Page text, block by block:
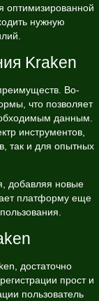
оптимизированной
нужную
Kraken
Во-
что позволяет
данным.
инструментов,
так и для опытных
добавляя новые
платформу еще
достаточно
прост и
пользователь